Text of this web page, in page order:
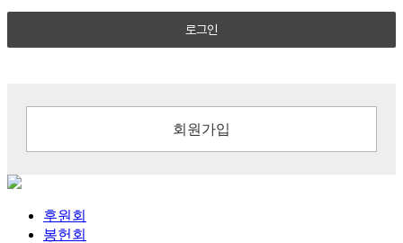
로그인
회원가입
후원회
봉헌회